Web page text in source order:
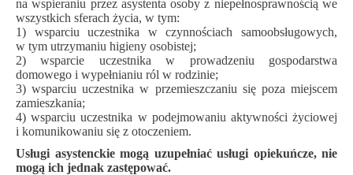
na wspieraniu przez asystenta osoby z niepełnosprawnością we
wszystkich sferach życia, w tym:
1) wsparciu uczestnika w czynnościach samoobsługowych,
w tym utrzymaniu higieny osobistej;
2) wsparcie uczestnika w prowadzeniu gospodarstwa
domowego i wypełnianiu ról w rodzinie;
3) wsparciu uczestnika w przemieszczaniu się poza miejscem
zamieszkania;
4) wsparciu uczestnika w podejmowaniu aktywności życiowej
i komunikowaniu się z otoczeniem.
Usługi asystenckie mogą uzupełniać usługi opiekuńcze, nie
mogą ich jednak zastępować.